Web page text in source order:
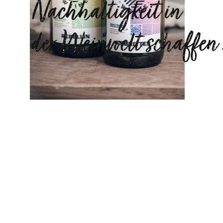
Nachhaltigkeit in
der Weinwelt schaffen
— ZUKUNFTSWEINE